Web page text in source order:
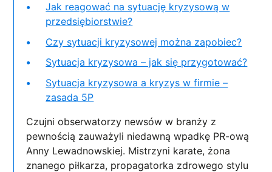
Jak reagować na sytuację kryzysową w
przedsiębiorstwie?
Czy sytuacji kryzysowej można zapobiec?
Sytuacja kryzysowa – jak się przygotować?
Sytuacja kryzysowa a kryzys w firmie –
zasada 5P
Czujni obserwatorzy newsów w branży z
pewnością zauważyli niedawną wpadkę PR-ową
Anny Lewadnowskiej. Mistrzyni karate, żona
znanego piłkarza, propagatorka zdrowego stylu